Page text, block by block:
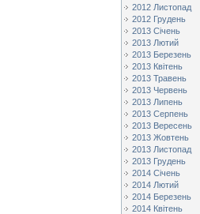
2012 Листопад
2012 Грудень
2013 Січень
2013 Лютий
2013 Березень
2013 Квітень
2013 Травень
2013 Червень
2013 Липень
2013 Серпень
2013 Вересень
2013 Жовтень
2013 Листопад
2013 Грудень
2014 Січень
2014 Лютий
2014 Березень
2014 Квітень